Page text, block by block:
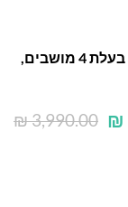
מערכת ישיבה מאלומיניום בעיצוב מודרני, בעלת 4 מושבים,
₪3,990.00 ₪